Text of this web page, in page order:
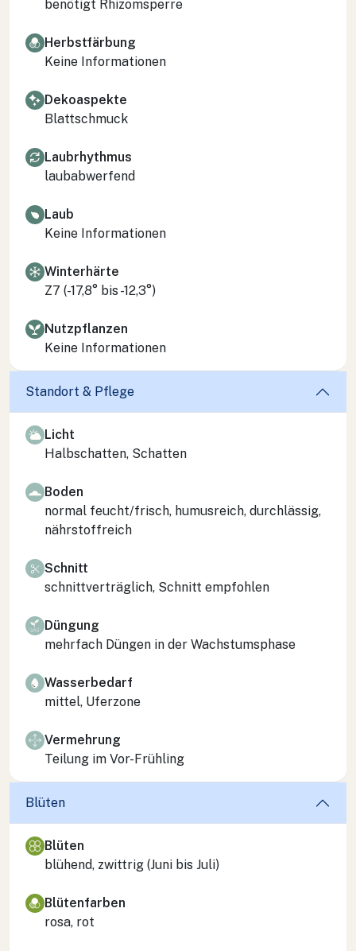
benötigt Rhizomsperre
Herbstfärbung
Keine Informationen
Dekoaspekte
Blattschmuck
Laubrhythmus
laubabwerfend
Laub
Keine Informationen
Winterhärte
Z7 (-17,8° bis -12,3°)
Nutzpflanzen
Keine Informationen
Standort & Pflege
Licht
Halbschatten, Schatten
Boden
normal feucht/frisch, humusreich, durchlässig,
nährstoffreich
Schnitt
schnittverträglich, Schnitt empfohlen
Düngung
mehrfach Düngen in der Wachstumsphase
Wasserbedarf
mittel, Uferzone
Vermehrung
Teilung im Vor-Frühling
Blüten
Blüten
blühend, zwittrig (Juni bis Juli)
Blütenfarben
rosa, rot